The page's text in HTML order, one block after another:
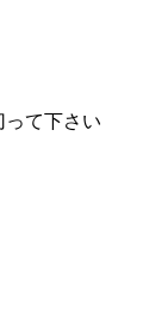
て下さい